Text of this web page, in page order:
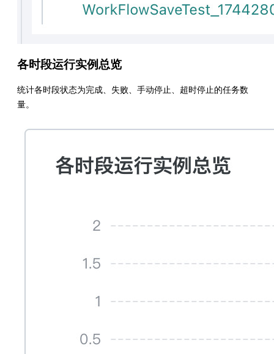
各时段运行实例总览
统计各时段状态为完成、失败、手动停止、超时停止的任务数
量。